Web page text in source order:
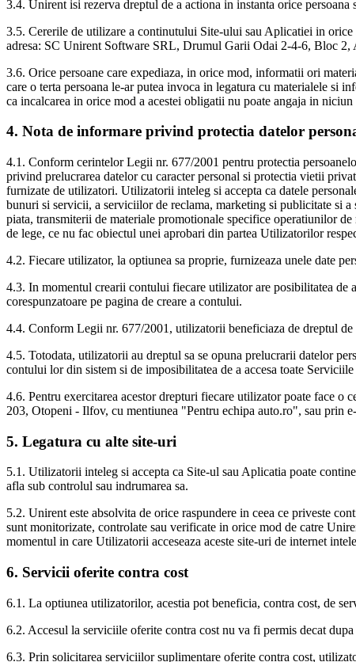
3.4. Unirent isi rezerva dreptul de a actiona in instanta orice
3.5. Cererile de utilizare a continutului Site-ului sau Aplicatiei in
adresa: SC Unirent Software SRL, Drumul Garii Odai 2-4-6, Bloc
3.6. Orice persoane care expediaza, in orice mod, informatii ori
care o terta persoana le-ar putea invoca in legatura cu materialele si
ca incalcarea in orice mod a acestei obligatii nu poate angaja in
4. Nota de informare privind protectia datelor
4.1. Conform cerintelor Legii nr. 677/2001 pentru protectia
privind prelucrarea datelor cu caracter personal si protectia vietii
furnizate de utilizatori. Utilizatorii inteleg si accepta ca datele
bunuri si servicii, a serviciilor de reclama, marketing si publicitate si
piata, transmiterii de materiale promotionale specifice operatiunilor
de lege, ce nu fac obiectul unei aprobari din partea Utilizatorilor
4.2. Fiecare utilizator, la optiunea sa proprie, furnizeaza unele date
4.3. In momentul crearii contului fiecare utilizator are posibilitatea de
corespunzatoare pe pagina de creare a contului.
4.4. Conform Legii nr. 677/2001, utilizatorii beneficiaza de dreptul
4.5. Totodata, utilizatorii au dreptul sa se opuna prelucrarii datelor
contului lor din sistem si de imposibilitatea de a accesa toate
4.6. Pentru exercitarea acestor drepturi fiecare utilizator poate face
203, Otopeni - Ilfov, cu mentiunea "Pentru echipa auto.ro", sau prin
5. Legatura cu alte site-uri
5.1. Utilizatorii inteleg si accepta ca Site-ul sau Aplicatia poate
afla sub controlul sau indrumarea sa.
5.2. Unirent este absolvita de orice raspundere in ceea ce priveste
sunt monitorizate, controlate sau verificate in orice mod de catre
momentul in care Utilizatorii acceseaza aceste site-uri de internet
6. Servicii oferite contra cost
6.1. La optiunea utilizatorilor, acestia pot beneficia, contra cost, de
6.2. Accesul la serviciile oferite contra cost nu va fi permis decat
6.3. Prin solicitarea serviciilor suplimentare oferite contra cost,